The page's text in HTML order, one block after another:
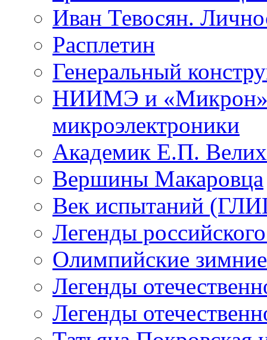
Иван Тевосян.
Расплетин
Генеральный
НИИМЭ и «Микрон»
микроэлектроники
Академик Е.П.
Вершины Макаровца
Век испытаний
Легенды
Олимпийские
Легенды
Легенды